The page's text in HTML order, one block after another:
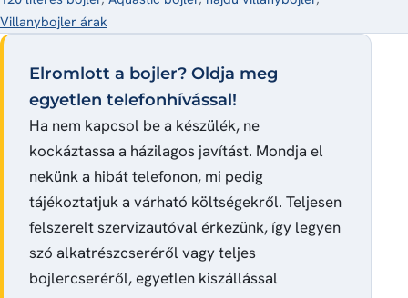
Villanybojler árak
Elromlott a bojler? Oldja meg
egyetlen telefonhívással!
Ha nem kapcsol be a készülék, ne
kockáztassa a házilagos javítást. Mondja el
nekünk a hibát telefonon, mi pedig
tájékoztatjuk a várható költségekről. Teljesen
felszerelt szervizautóval érkezünk, így legyen
szó alkatrészcseréről vagy teljes
bojlercseréről, egyetlen kiszállással